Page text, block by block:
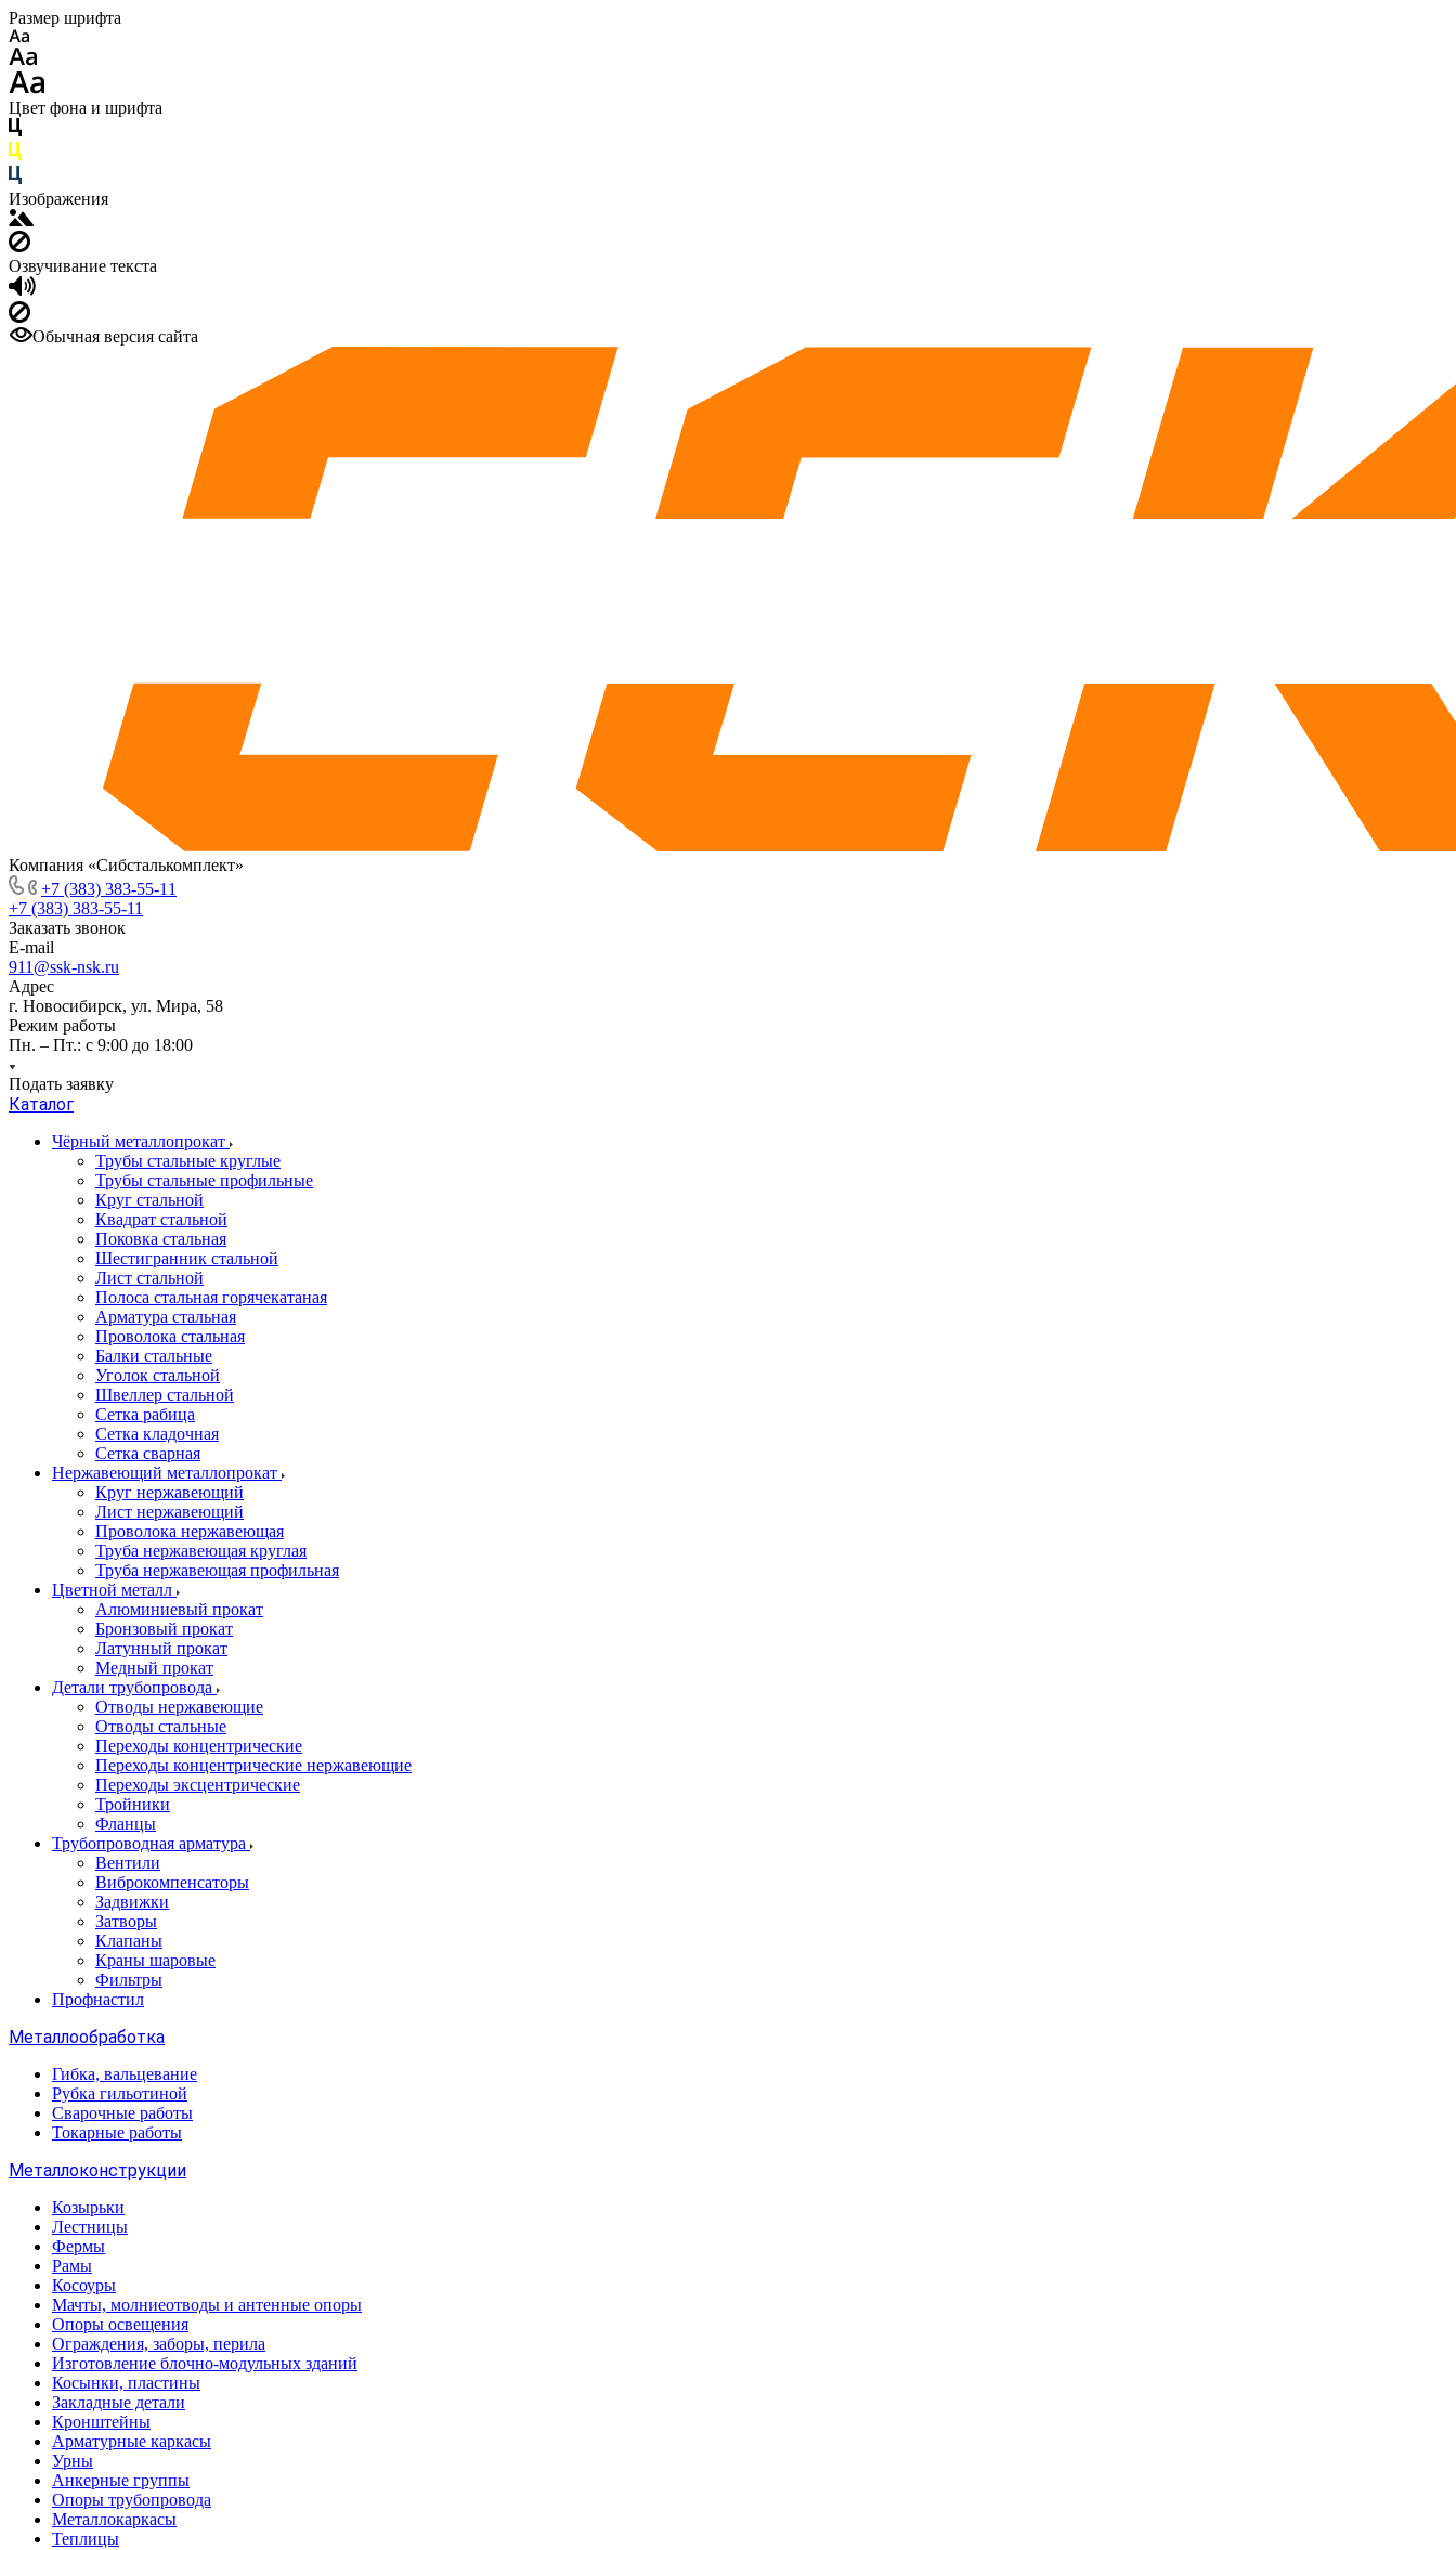
Размер шрифта
Цвет фона и шрифта
Изображения
Озвучивание текста
Обычная версия сайта
Компания «Сибсталькомплект»
+7 (383) 383-55-11
+7 (383) 383-55-11
Заказать звонок
E-mail
911@ssk-nsk.ru
Адрес
г. Новосибирск, ул. Мира, 58
Режим работы
Пн. – Пт.: с 9:00 до 18:00
Подать заявку
Каталог
Чёрный металлопрокат
Трубы стальные круглые
Трубы стальные профильные
Круг стальной
Квадрат стальной
Поковка стальная
Шестигранник стальной
Лист стальной
Полоса стальная горячекатаная
Арматура стальная
Проволока стальная
Балки стальные
Уголок стальной
Швеллер стальной
Сетка рабица
Сетка кладочная
Сетка сварная
Нержавеющий металлопрокат
Круг нержавеющий
Лист нержавеющий
Проволока нержавеющая
Труба нержавеющая круглая
Труба нержавеющая профильная
Цветной металл
Алюминиевый прокат
Бронзовый прокат
Латунный прокат
Медный прокат
Детали трубопровода
Отводы нержавеющие
Отводы стальные
Переходы концентрические
Переходы концентрические нержавеющие
Переходы эксцентрические
Тройники
Фланцы
Трубопроводная арматура
Вентили
Виброкомпенсаторы
Задвижки
Затворы
Клапаны
Краны шаровые
Фильтры
Профнастил
Металлообработка
Гибка, вальцевание
Рубка гильотиной
Сварочные работы
Токарные работы
Металлоконструкции
Козырьки
Лестницы
Фермы
Рамы
Косоуры
Мачты, молниеотводы и антенные опоры
Опоры освещения
Ограждения, заборы, перила
Изготовление блочно-модульных зданий
Косынки, пластины
Закладные детали
Кронштейны
Арматурные каркасы
Урны
Анкерные группы
Опоры трубопровода
Металлокаркасы
Теплицы